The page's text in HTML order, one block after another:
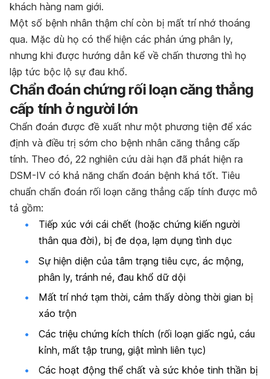
khách hàng nam giới.
Một số bệnh nhân thậm chí còn bị mất trí nhớ thoáng
qua. Mặc dù họ có thể hiện các phản ứng phân ly,
nhưng khi được hướng dẫn kể về chấn thương thì họ
lập tức bộc lộ sự đau khổ.
Chẩn đoán chứng rối loạn căng thẳng
cấp tính ở người lớn
Chẩn đoán được đề xuất như một phương tiện để xác
định và điều trị sớm cho bệnh nhân căng thẳng cấp
tính. Theo đó, 22 nghiên cứu dài hạn đã phát hiện ra
DSM-IV có khả năng chẩn đoán bệnh khá tốt. Tiêu
chuẩn chẩn đoán rối loạn căng thẳng cấp tính được mô
tả gồm:
Tiếp xúc với cái chết (hoặc chứng kiến người
thân qua đời), bị đe dọa, lạm dụng tình dục
Sự hiện diện của tâm trạng tiêu cực, ác mộng,
phân ly, tránh né, đau khổ dữ dội
Mất trí nhớ tạm thời, cảm thấy dòng thời gian bị
xáo trộn
Các triệu chứng kích thích (rối loạn giấc ngủ, cáu
kỉnh, mất tập trung, giật mình liên tục)
Các hoạt động thể chất và sức khỏe tinh thần bị